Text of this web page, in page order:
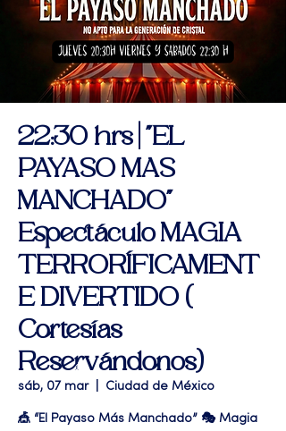
22:30 hrs | "EL
PAYASO MAS
MANCHADO"
Espectáculo MAGIA
TERRORÍFICAMENT
E DIVERTIDO (
Cortesías
Reservándonos)
sáb, 07 mar
  |
Ciudad de México
🎪 “El Payaso Más Manchado” 🎭 Magia